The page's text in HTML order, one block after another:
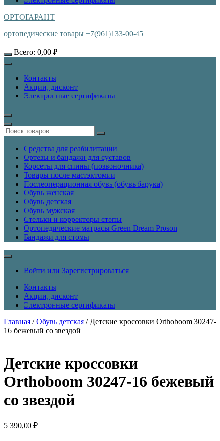
ОРТОГАРАНТ
ортопедические товары +7(961)133-00-45
Всего: 0,00 ₽
Контакты
Акции, дисконт
Электронные сертификаты
Средства для реабилитации
Ортезы и бандажи для суставов
Корсеты для спины (позвоночника)
Товары после мастэктомии
Послеоперационная обувь (обувь барука)
Обувь женская
Обувь детская
Обувь мужская
Стельки и корректоры стопы
Ортопедические матрасы Green Dream Proson
Бандажи для стомы
Войти или Зарегистрироваться
Контакты
Акции, дисконт
Электронные сертификаты
Главная /Обувь детская / Детские кроссовки Orthoboom 30247-
16 бежевый со звездой
Детские кроссовки
Orthoboom 30247-16 бежевый
со звездой
5 390,00 ₽